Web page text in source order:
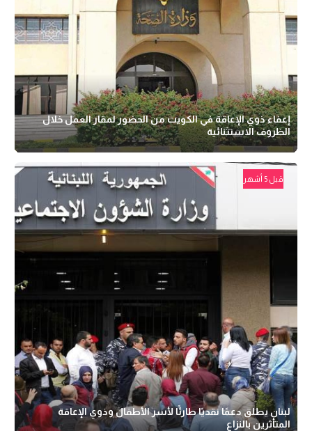
إعفاء ذوي الإعاقة في الكويت من الحضور لمقار العمل خلال
الظروف الاستثنائية
قبل 5 أشهر
لبنان يطلق دعمًا نقديًا طارئًا لأسر الأطفال وذوي الإعاقة
المتأثرين بالنزاع